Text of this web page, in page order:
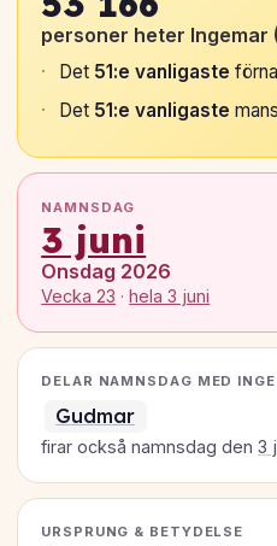
personer heter Ingemar
Det 51:e vanligaste
Det 51:e vanligaste
NAMNSDAG
3 juni
Onsdag 2026
Vecka 23 ·hela 3 juni
DELAR NAMNSDAG MED
Gudmar
firar också namnsdag den3
URSPRUNG & BETYDELSE